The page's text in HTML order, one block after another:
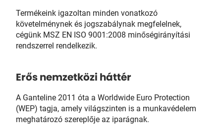
Termékeink igazoltan minden vonatkozó
követelménynek és jogszabálynak megfelelnek,
cégünk MSZ EN ISO 9001:2008 minőségirányítási
rendszerrel rendelkezik.
Erős nemzetközi háttér
A Ganteline 2011 óta a Worldwide Euro Protection
(WEP) tagja, amely világszinten is a munkavédelem
meghatározó szereplője az iparágnak.